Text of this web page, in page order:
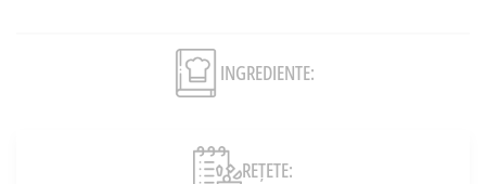
INGREDIENTE:
REȚETE: